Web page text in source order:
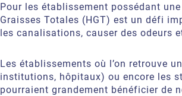
Pour les établissement possédant
Graisses Totales (HGT) est un défi
les canalisations, causer des odeurs
Les établissements où l’on retrouve
institutions, hôpitaux) ou encore les
pourraient grandement bénéficier de